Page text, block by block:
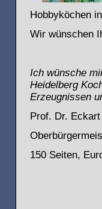
Hobbyköchen
Wir wünschen
Ich wünsche
Heidelberg
Erzeugnissen
Prof. Dr.
150 Seiten,